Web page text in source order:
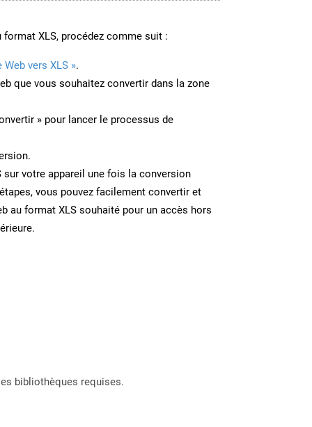
format XLS, procédez comme suit :
Web vers XLS ».
que vous souhaitez convertir dans la zone
» pour lancer le processus de
sur votre appareil une fois la conversion
vous pouvez facilement convertir et
au format XLS souhaité pour un accès hors
bibliothèques requises.